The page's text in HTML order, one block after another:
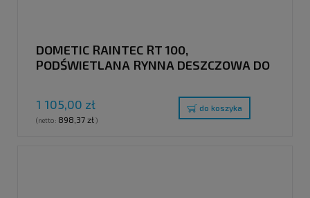
DOMETIC RAINTEC RT 100,
PODŚWIETLANA RYNNA DESZCZOWA DO
1 105,00 zł
(netto: 898,37 zł)
do koszyka